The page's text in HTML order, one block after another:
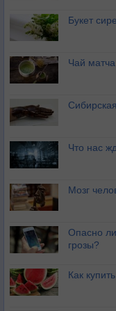
Букет
Чай
Что нас
Мозг
Опасно
грозы?
Как